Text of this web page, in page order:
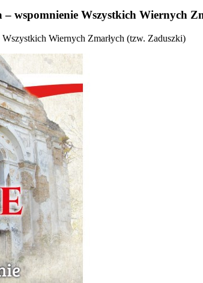
wspomnienie Wszystkich Wiernych
Wiernych Zmarłych (tzw. Zaduszki)